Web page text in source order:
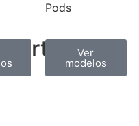
Pods
Ver
modelos
Partilhar